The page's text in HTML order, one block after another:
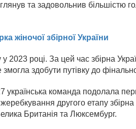
та задовольнив більшістю
жіночої збірної України
2023 році. За цей час збірна
здобути путівку до
українська команда подолала
другого етапу
Британія та Люксембург.